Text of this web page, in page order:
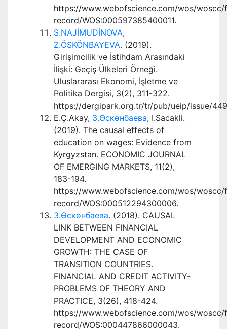
https://www.webofscience.com/wos/
record/WOS:000597385400011.
S.NAJİMUDİNOVA,
Z.ÖSKÖNBAYEVA. (2019).
Girişimcilik ve İstihdam Arasındaki
İlişki: Geçiş Ülkeleri Örneği.
Uluslararası Ekonomi, İşletme ve
Politika Dergisi, 3(2), 311-322.
https://dergipark.org.tr/tr/pub/ueip/issue/
E.Ç.Akay, З.Өскөнбаева, I.Sacakli.
(2019). The causal effects of
education on wages: Evidence from
Kyrgyzstan. ECONOMIC JOURNAL
OF EMERGING MARKETS, 11(2),
183-194.
https://www.webofscience.com/wos/
record/WOS:000512294300006.
З.Өскөнбаева. (2018). CAUSAL
LINK BETWEEN FINANCIAL
DEVELOPMENT AND ECONOMIC
GROWTH: THE CASE OF
TRANSITION COUNTRIES.
FINANCIAL AND CREDIT ACTIVITY-
PROBLEMS OF THEORY AND
PRACTICE, 3(26), 418-424.
https://www.webofscience.com/wos/
record/WOS:000447866000043.